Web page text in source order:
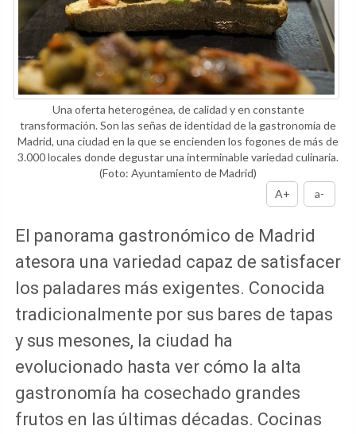
Una oferta heterogénea, de calidad y en constante
transformación. Son las señas de identidad de la gastronomía de
Madrid, una ciudad en la que se encienden los fogones de más de
3.000 locales donde degustar una interminable variedad culinaria.
(Foto: Ayuntamiento de Madrid)
A+
a-
El panorama gastronómico de Madrid
atesora una variedad capaz de satisfacer
los paladares más exigentes. Conocida
tradicionalmente por sus bares de tapas
y sus mesones, la ciudad ha
evolucionado hasta ver cómo la alta
gastronomía ha cosechado grandes
frutos en las últimas décadas. Cocinas